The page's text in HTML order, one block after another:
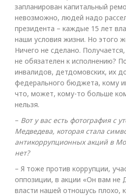
запланирован капитальный
невозможно, людей надо
президента – каждые 15 лет
наши условия жизни. Но этого
Ничего не сделано.
не обязателен к исполнению?
инвалидов, детдомовских, их
федерального бюджета, кому
что, может, кому-то больше
нельзя.
–​ Вот у вас есть фотография с
Медведева, которая стала
антикоррупционных акций в
нет?
– Я тоже против коррупции,
оппозиции, в акции «Он вам
власти нашей отношусь плохо,